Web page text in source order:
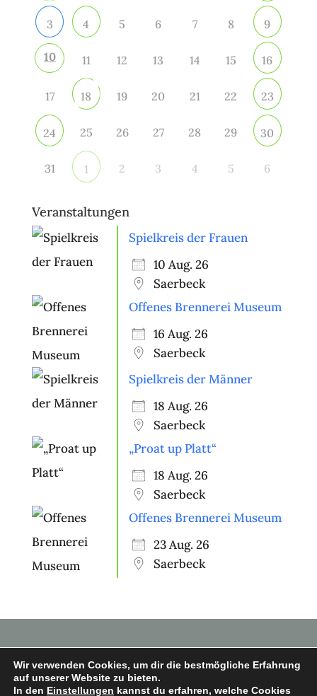
3 4 5 6 7 8 9
10 11 12 13 14 15 16
17 18 19 20 21 22 23
24 25 26 27 28 29 30
31 1 2 3 4 5 6
Veranstaltungen
Spielkreis der Frauen
10 Aug. 26
Saerbeck
Offenes Brennerei Museum
16 Aug. 26
Saerbeck
Spielkreis der Männer
18 Aug. 26
Saerbeck
„Proat up Platt“
18 Aug. 26
Saerbeck
Offenes Brennerei Museum
23 Aug. 26
Saerbeck
Wir verwenden Cookies, um dir die bestmögliche Erfahrung
auf unserer Website zu bieten.
In den Einstellungen kannst du erfahren, welche Cookies